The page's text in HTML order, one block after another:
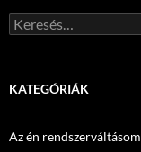
Keresés:
KATEGÓRIÁK
Az én rendszerváltásom